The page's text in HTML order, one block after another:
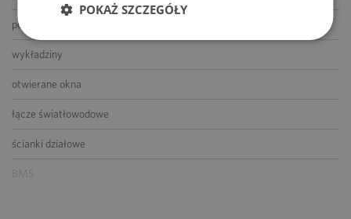
podwieszane sufity
wykładziny
otwierane okna
łącze światłowodowe
ścianki działowe
BMS
POKAŻ SZCZEGÓŁY